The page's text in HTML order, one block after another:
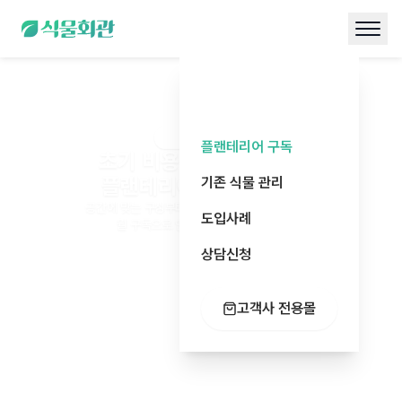
플랜테리어 구독
기존 식물 관리
도입사례
상담신청
고객사 전용몰
초기 비용 없이 시작하는
플랜테리어 구독 서비스
월 구독으로 안정적으로 운영됩니다.